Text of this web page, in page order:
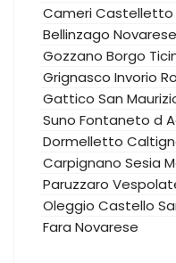
CameriCastelletto
Bellinzago Novarese
Gozzano Borgo
Grignasco Invorio
Gattico San
Suno Fontaneto d
Dormelletto
Carpignano Sesia
Paruzzaro
Oleggio Castello
Fara Novarese